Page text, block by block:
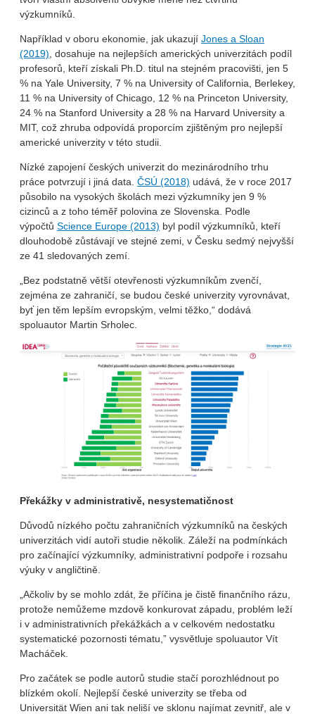
výzkumníků.
Například v oboru ekonomie, jak ukazují Jones a Sloan
(2019), dosahuje na nejlepších amerických univerzitách podíl
profesorů, kteří získali Ph.D. titul na stejném pracovišti, jen 5
% na Yale University, 7 % na University of California, Berlekey,
11 % na University of Chicago, 12 % na Princeton University,
24 % na Stanford University a 28 % na Harvard University a
MIT, což zhruba odpovídá proporcím zjištěným pro nejlepší
americké univerzity v této studii.
Nízké zapojení českých univerzit do mezinárodního trhu
práce potvrzují i jiná data. ČSÚ (2018) udává, že v roce 2017
působilo na vysokých školách mezi výzkumníky jen 9 %
cizinců a z toho téměř polovina ze Slovenska. Podle
výpočtů Science Europe (2013) byl podíl výzkumníků, kteří
dlouhodobě zůstávají ve stejné zemi, v Česku sedmý nejvyšší
ze 41 sledovaných zemí.
„Bez podstatně větší otevřenosti výzkumníkům zvenčí,
zejména ze zahraničí, se budou české univerzity vyrovnávat,
byť jen těm lepším evropským, velmi těžko,“ dodává
spoluautor Martin Srholec.
Překážky v administrativě, nesystematičnost
Důvodů nízkého počtu zahraničních výzkumníků na českých
univerzitách vidí autoři studie několik. Záleží na podmínkách
pro začínající výzkumníky, administrativní podpoře i rozsahu
výuky v angličtině.
„Ačkoliv by se mohlo zdát, že příčina je čistě finančního rázu,
protože nemůžeme mzdově konkurovat západu, problém leží
i v administrativních překážkách a v celkovém nedostatku
systematické pozornosti tématu,” vysvětluje spoluautor Vít
Macháček.
Pro začátek se podle autorů studie stačí porozhlédnout po
blízkém okolí. Nejlepší české univerzity se třeba od
Universität Wien ani tak neliší ve sklonu najímat zevnitř, ale v